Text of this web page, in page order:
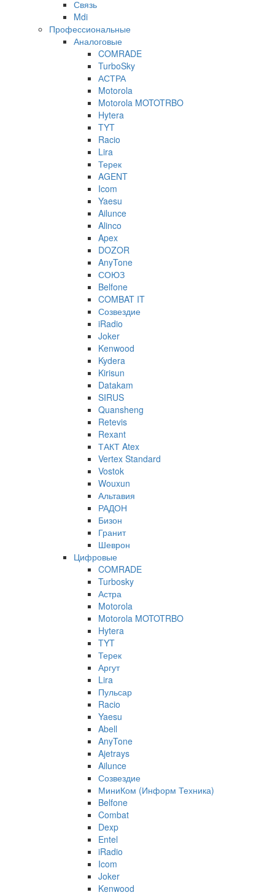
Связь
Mdi
Профессиональные
Аналоговые
COMRADE
TurboSky
АСТРА
Motorola
Motorola MOTOTRBO
Hytera
TYT
Racio
Lira
Терек
AGENT
Icom
Yaesu
Ailunce
Alinco
Apex
DOZOR
AnyTone
СОЮЗ
Belfone
COMBAT IT
Созвездие
iRadio
Joker
Kenwood
Kydera
Kirisun
Datakam
SIRUS
Quansheng
Retevis
Rexant
ТАКТ Atex
Vertex Standard
Vostok
Wouxun
Альтавия
РАДОН
Бизон
Гранит
Шеврон
Цифровые
COMRADE
Turbosky
Астра
Motorola
Motorola MOTOTRBO
Hytera
TYT
Терек
Аргут
Lira
Пульсар
Racio
Yaesu
Abell
AnyTone
Ajetrays
Ailunce
Созвездие
МиниКом (Информ Техника)
Belfone
Combat
Dexp
Entel
iRadio
Icom
Joker
Kenwood